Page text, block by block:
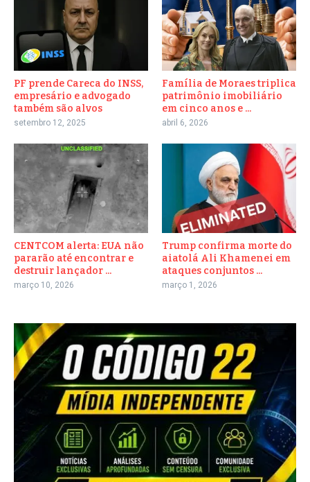
PF prende Careca do INSS,
empresário e advogado
também são alvos
setembro 12, 2025
Família de Moraes triplica
patrimônio imobiliário
em cinco anos e ...
abril 6, 2026
CENTCOM alerta: EUA não
pararão até encontrar e
destruir lançador ...
março 10, 2026
Trump confirma morte do
aiatolá Ali Khamenei em
ataques conjuntos ...
março 1, 2026